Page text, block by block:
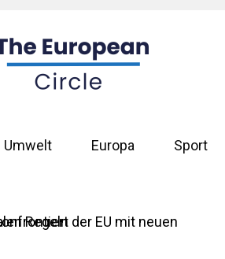
Umwelt Europa Sport